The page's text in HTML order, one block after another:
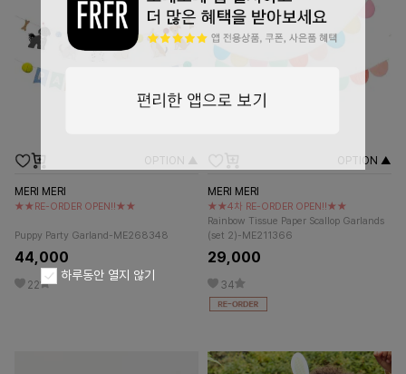
OPTION ▲
MERI MERI
★★RE-ORDER OPEN!!★★
Puppy Party Garland-ME268348
44,000
22
OPTION ▲
MERI MERI
★★4차 RE-ORDER OPEN!!★★
Rainbow Tissue Paper Scallop Garlands
(set 2)-ME211366
29,000
34
하루동안 열지 않기